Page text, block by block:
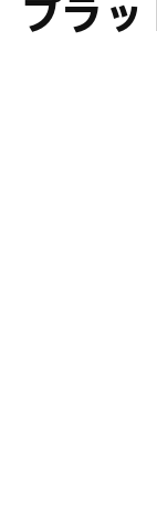
プラ